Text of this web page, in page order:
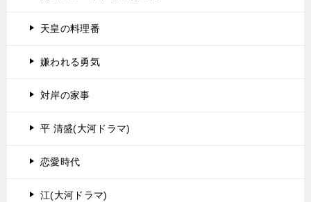
天皇の料理番
嫌われる勇気
対岸の家事
平 清盛(大河ドラマ)
恋愛時代
江(大河ドラマ)